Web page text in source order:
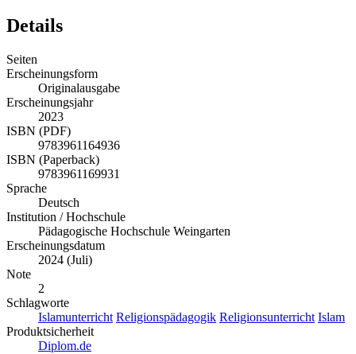
Details
Seiten
Erscheinungsform
Originalausgabe
Erscheinungsjahr
2023
ISBN (PDF)
9783961164936
ISBN (Paperback)
9783961169931
Sprache
Deutsch
Institution / Hochschule
Pädagogische Hochschule Weingarten
Erscheinungsdatum
2024 (Juli)
Note
2
Schlagworte
Islamunterricht Religionspädagogik Religionsunterricht Islam
Produktsicherheit
Diplom.de